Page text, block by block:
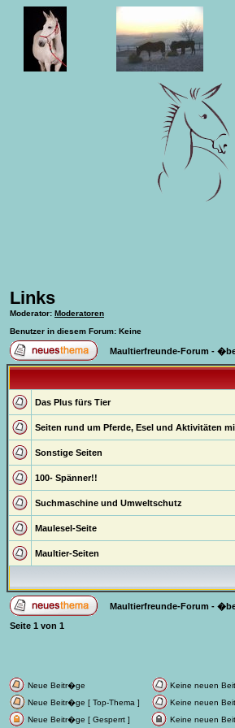
Links
Moderator: Moderatoren
Benutzer in diesem Forum: Keine
Maultierfreunde-Forum -
Das Plus fürs Tier
Seiten rund um Pferde, Esel und Aktivitäten
Sonstige Seiten
100- Spänner!!
Suchmaschine und Umweltschutz
Maulesel-Seite
Maultier-Seiten
Maultierfreunde-Forum -
Seite 1 von 1
Neue Beitr�ge Keine neuen
Neue Beitr�ge [ Top-Thema ]
Keine neuen
Neue Beitr�ge [ Gesperrt ]
Keine neuen